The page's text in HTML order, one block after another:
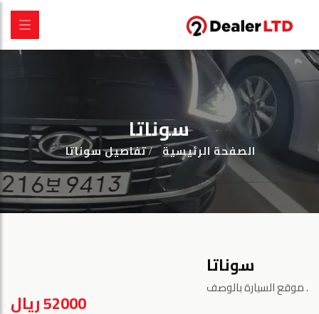
سوناتا
الصفحة الرئيسية تفاصيل سوناتا
سوناتا
موقع السيارة بالوصف.
52000 ريال